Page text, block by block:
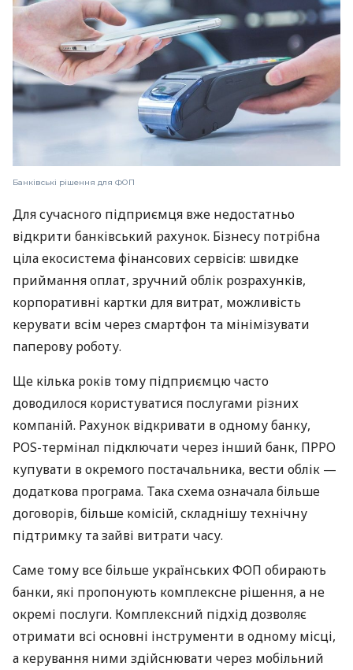
Банківські рішення для ФОП
Для сучасного підприємця вже недостатньо
відкрити банківський рахунок. Бізнесу потрібна
ціла екосистема фінансових сервісів: швидке
приймання оплат, зручний облік розрахунків,
корпоративні картки для витрат, можливість
керувати всім через смартфон та мінімізувати
паперову роботу.
Ще кілька років тому підприємцю часто
доводилося користуватися послугами різних
компаній. Рахунок відкривати в одному банку,
POS-термінал підключати через інший банк, ПРРО
купувати в окремого постачальника, вести облік —
додаткова програма. Така схема означала більше
договорів, більше комісій, складнішу технічну
підтримку та зайві витрати часу.
Саме тому все більше українських ФОП обирають
банки, які пропонують комплексне рішення, а не
окремі послуги. Комплексний підхід дозволяє
отримати всі основні інструменти в одному місці,
а керування ними здійснювати через мобільний